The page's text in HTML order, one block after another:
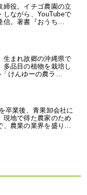
締役。イチゴ農園の立
しながら、YouTubeで
信。著書『おうち…
生まれ故郷の沖縄県で
多品目の植物を栽培し
けんゆーの農ラ…
卒業後、青果卸会社に
現地で得た農家のため
、農業の業界を盛り…